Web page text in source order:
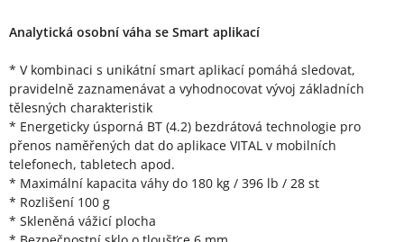
Analytická osobní váha se Smart aplikací
* V kombinaci s unikátní smart aplikací pomáhá sledovat,
pravidelně zaznamenávat a vyhodnocovat vývoj základních
tělesných charakteristik
* Energeticky úsporná BT (4.2) bezdrátová technologie pro
přenos naměřených dat do aplikace VITAL v mobilních
telefonech, tabletech apod.
* Maximální kapacita váhy do 180 kg / 396 lb / 28 st
* Rozlišení 100 g
* Skleněná vážicí plocha